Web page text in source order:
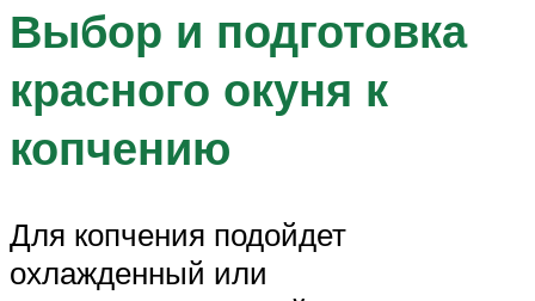
Выбор и подготовка
красного окуня к
копчению
Для копчения подойдет
охлажденный или